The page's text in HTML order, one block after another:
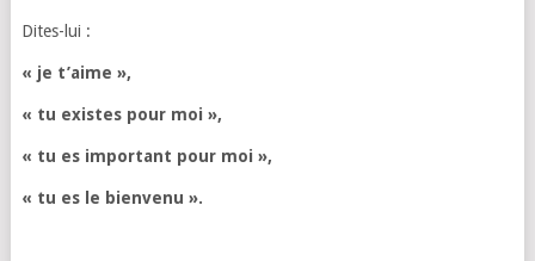
Dites-lui :
« je t’aime »,
« tu existes pour moi »,
« tu es important pour moi »,
« tu es le bienvenu ».